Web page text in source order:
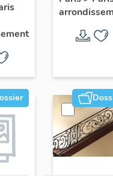
l' hôtel
(non